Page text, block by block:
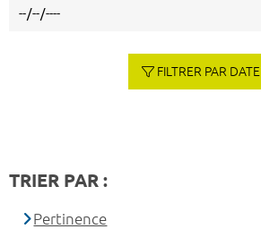
FILTRER PAR DATE
TRIER PAR :
Pertinence